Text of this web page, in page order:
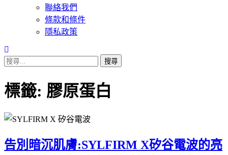
聯絡我們
條款和條件
隱私政策
搜
關
鍵
標籤: 膠原蛋白
告別暗沉肌膚:SYLFIRM X矽谷電波的亮